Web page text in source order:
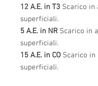
12 A.E. in T3 Scarico in
superficiali.
5 A.E. in NR Scarico in
superficiali.
15 A.E. in CO Scarico in
superficiali.